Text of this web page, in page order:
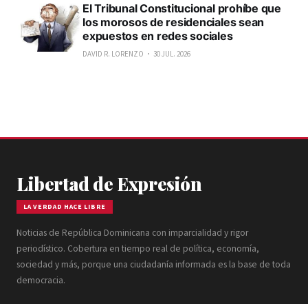
El Tribunal Constitucional prohíbe que
los morosos de residenciales sean
expuestos en redes sociales
DAVID R. LORENZO 30 JUL. 2026
Libertad de Expresión
LA VERDAD HACE LIBRE
Noticias de República Dominicana con imparcialidad y rigor
periodístico. Cobertura en tiempo real de política, economía,
sociedad y más, porque una ciudadanía informada es la base de toda
democracia.